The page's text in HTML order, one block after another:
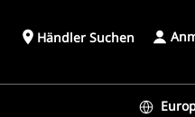
place Händler Suchen